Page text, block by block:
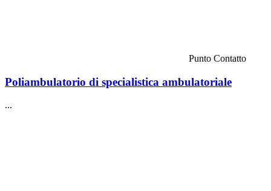
Punto Contatto
Poliambulatorio di specialistica ambulatoriale
...